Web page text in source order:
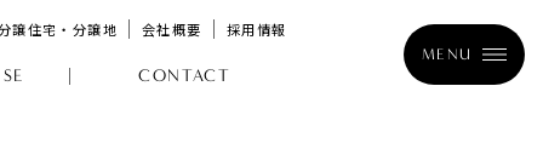
MENU
譲住宅・分譲地 会社概要 採用情報
CONTACT